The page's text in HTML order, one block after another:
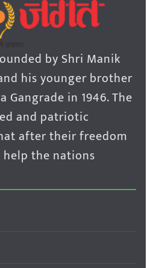
by Shri Manik
his younger brother
Gangrade in 1946. The
and patriotic
after their freedom
the nations